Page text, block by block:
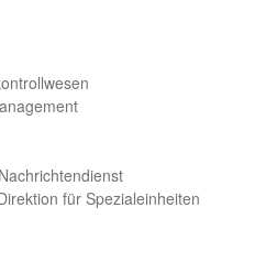
für Spezialeinheiten